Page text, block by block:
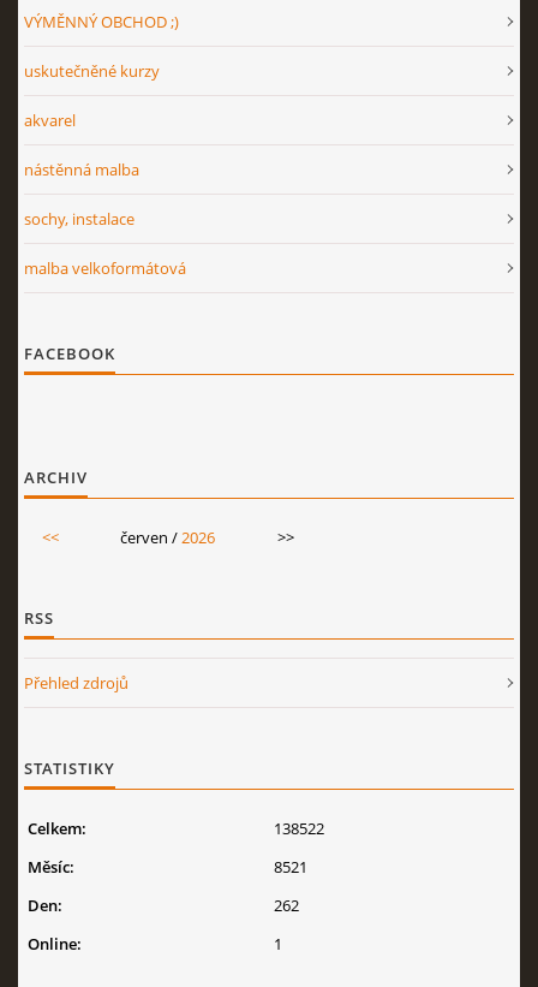
VÝMĚNNÝ OBCHOD ;)
uskutečněné kurzy
akvarel
nástěnná malba
sochy, instalace
malba velkoformátová
FACEBOOK
ARCHIV
<< červen /2026 >>
RSS
Přehled zdrojů
STATISTIKY
Online: 1
Celkem:
138522
Měsíc:
8521
Den:
262